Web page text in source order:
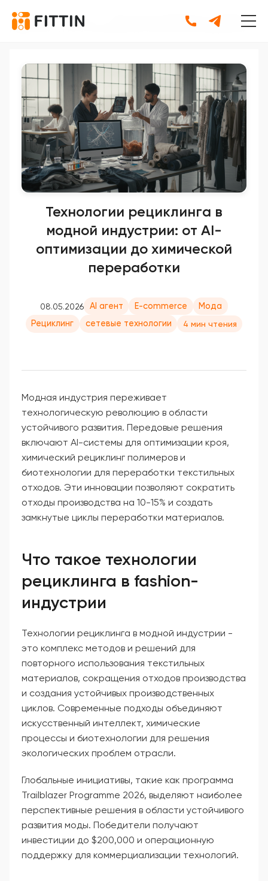
Главная • Новости
Технологии рециклинга в модной
индустрии: от AI-оптимизации до химической переработки
Технологии рециклинга в
модной индустрии: от AI-
оптимизации до химической
переработки
08.05.2026 AI агент E-commerce
Мода
Рециклинг
сетевые технологии 4 мин чтения
Модная индустрия переживает
технологическую революцию в области
устойчивого развития. Передовые решения
включают AI-системы для оптимизации кроя,
химический рециклинг полимеров и
биотехнологии для переработки текстильных
отходов. Эти инновации позволяют сократить
отходы производства на 10-15% и создать
замкнутые циклы переработки материалов.
Что такое технологии
рециклинга в fashion-
индустрии
Технологии рециклинга в модной индустрии -
это комплекс методов и решений для
повторного использования текстильных
материалов, сокращения отходов производства
и создания устойчивых производственных
циклов. Современные подходы объединяют
искусственный интеллект, химические
процессы и биотехнологии для решения
экологических проблем отрасли.
Глобальные инициативы, такие как программа
Trailblazer Programme 2026, выделяют наиболее
перспективные решения в области устойчивого
развития моды. Победители получают
инвестиции до $200,000 и операционную
поддержку для коммерциализации технологий.